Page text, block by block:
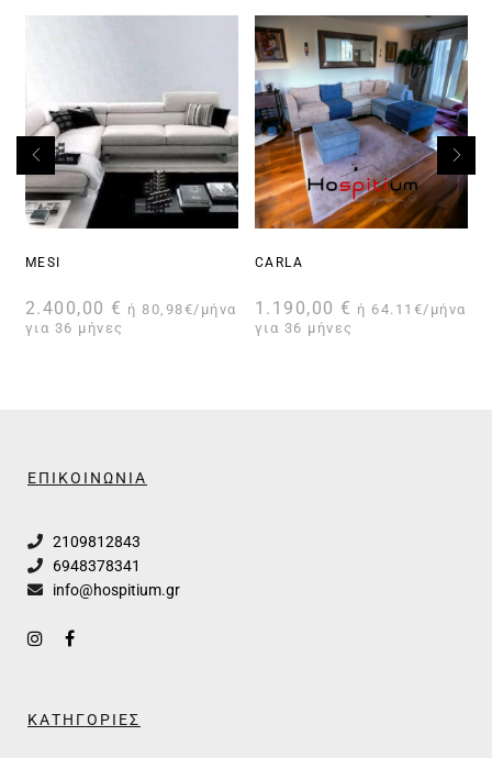
MESI
2.400,00 € ή 80,98€/μήνα
για 36 μήνες
CARLA
1.190,00 € ή 64.11€/μήνα
για 36 μήνες
ΕΠΙΚΟΙΝΩΝΙΑ
2109812843
6948378341
info@hospitium.gr
ΚΑΤΗΓΟΡΙΕΣ